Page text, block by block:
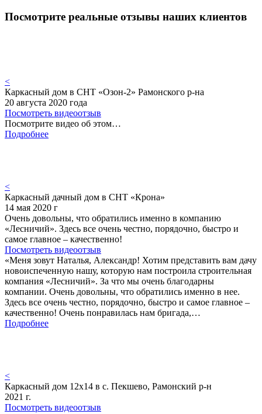
Посмотрите реальные отзывы наших клиентов
<
Каркасный дом в СНТ «Озон-2» Рамонского р-на
20 августа 2020 года
Посмотреть видеоотзыв
Посмотрите видео об этом…
Подробнее
<
Каркасный дачный дом в СНТ «Крона»
14 мая 2020 г
Очень довольны, что обратились именно в компанию
«Лесничий». Здесь все очень честно, порядочно, быстро и
самое главное – качественно!
Посмотреть видеоотзыв
«Меня зовут Наталья, Александр! Хотим представить вам дачу
новоиспеченную нашу, которую нам построила строительная
компания «Лесничий». За что мы очень благодарны
компании. Очень довольны, что обратились именно в нее.
Здесь все очень честно, порядочно, быстро и самое главное –
качественно! Очень понравилась нам бригада,…
Подробнее
<
Каркасный дом 12х14 в с. Пекшево, Рамонский р-н
2021 г.
Посмотреть видеоотзыв